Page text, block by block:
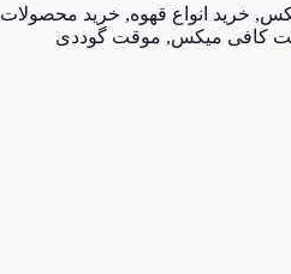
, خرید انواع قهوه, خرید محصولات
کافی میکس, موقت گوددی